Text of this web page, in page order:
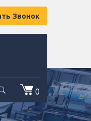
Звонок
0